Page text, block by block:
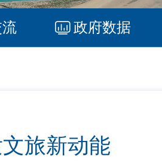
政府数据
旅新动能